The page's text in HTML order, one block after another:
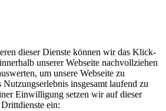
dieser Dienste können wir das Klick-
unserer Webseite nachvollziehen
um unsere Webseite zu
Nutzungserlebnis insgesamt laufend zu
Einwilligung setzen wir auf dieser
ein: